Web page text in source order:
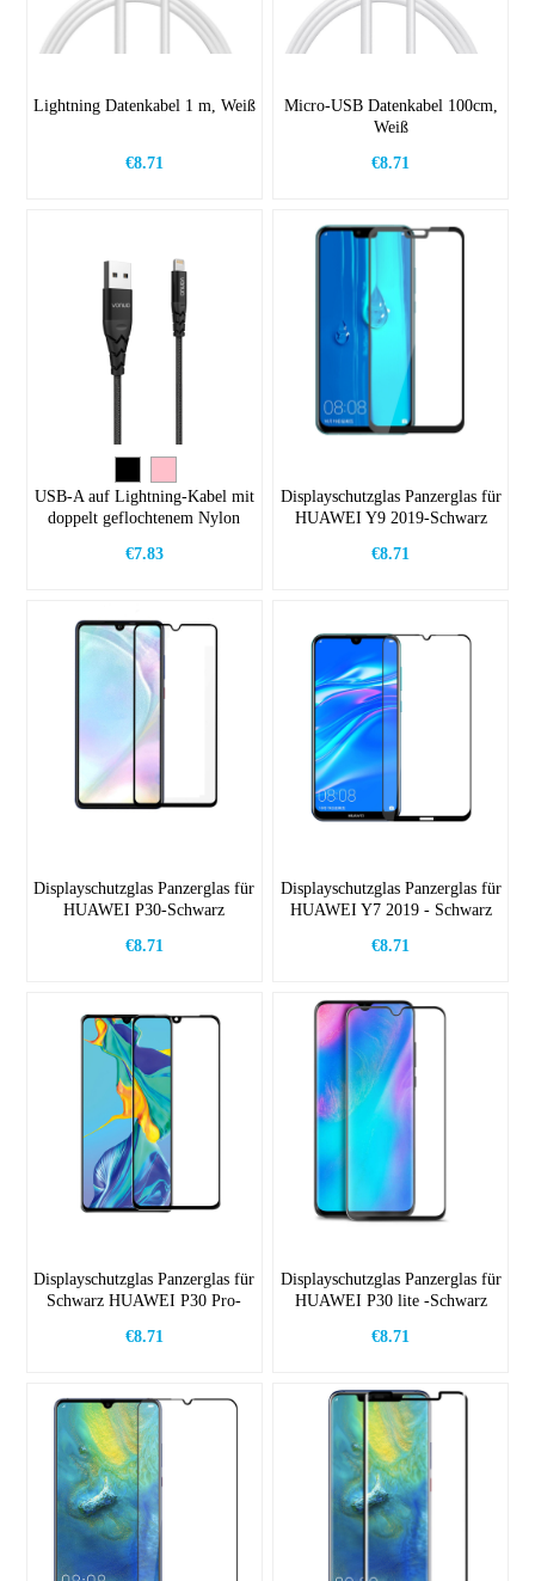
Lightning Datenkabel 1 m, Weiß
€8.71
Micro-USB Datenkabel 100cm,
Weiß
€8.71
USB-A auf Lightning-Kabel mit
doppelt geflochtenem Nylon
€7.83
Displayschutzglas Panzerglas für
HUAWEI Y9 2019-Schwarz
€8.71
Displayschutzglas Panzerglas für
HUAWEI P30-Schwarz
€8.71
Displayschutzglas Panzerglas für
HUAWEI Y7 2019 - Schwarz
€8.71
Displayschutzglas Panzerglas für
Schwarz HUAWEI P30 Pro-
€8.71
Displayschutzglas Panzerglas für
HUAWEI P30 lite -Schwarz
€8.71